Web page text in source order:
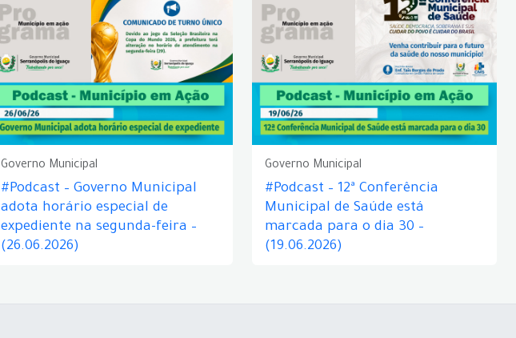
Governo Municipal
#Podcast – Governo Municipal
adota horário especial de
expediente na segunda-feira –
(26.06.2026)
Governo Municipal
#Podcast – 12ª Conferência
Municipal de Saúde está
marcada para o dia 30 –
(19.06.2026)